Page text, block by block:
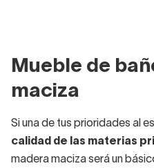
Mueble de
maciza
Si una de tus prioridades al
calidad de las materias
madera maciza será un